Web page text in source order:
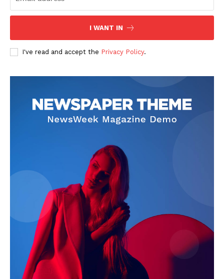
I WANT IN
I've read and accept the Privacy Policy.